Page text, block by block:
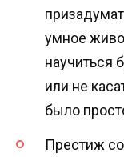
умное
научиться
или не
было
Престиж